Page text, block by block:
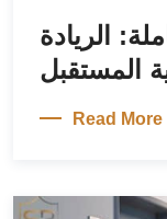
الريادة
المستقبل
Read More